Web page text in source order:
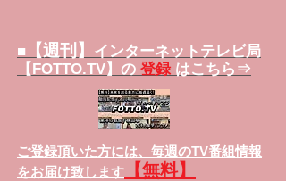
■ 【週刊】
インターネットテレビ局
【FOTTO.TV】の 登録 はこちら⇒
ご登録頂いた方には、 毎週のTV番組情報
をお届け致します
【無料】